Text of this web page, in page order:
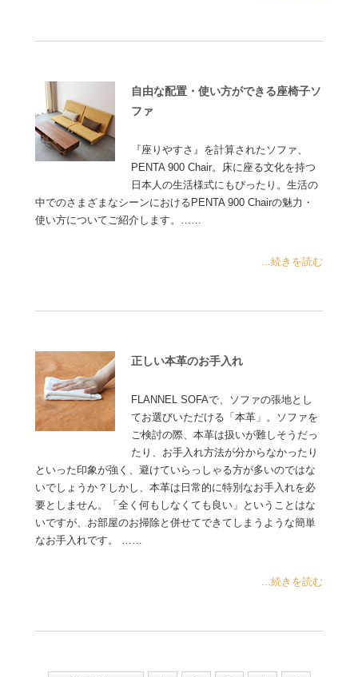
自由な配置・使い方ができる座椅子ソ
ファ
『座りやすさ』を計算されたソファ、
PENTA 900 Chair。床に座る文化を持つ
日本人の生活様式にもぴったり。生活の
中でのさまざまなシーンにおけるPENTA 900 Chairの魅力・
使い方についてご紹介します。……
...続きを読む
正しい本革のお手入れ
FLANNEL SOFAで、ソファの張地とし
てお選びいただける「本革」。ソファを
ご検討の際、本革は扱いが難しそうだっ
たり、お手入れ方法が分からなかったり
といった印象が強く、避けていらっしゃる方が多いのではな
いでしょうか？しかし、本革は日常的に特別なお手入れを必
要としません。「全く何もしなくても良い」ということはな
いですが、お部屋のお掃除と併せてできてしまうような簡単
なお手入れです。 ……
...続きを読む